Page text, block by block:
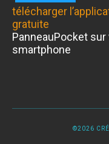
télécharger
gratuite
PanneauPocket sur
smartphone
©2026